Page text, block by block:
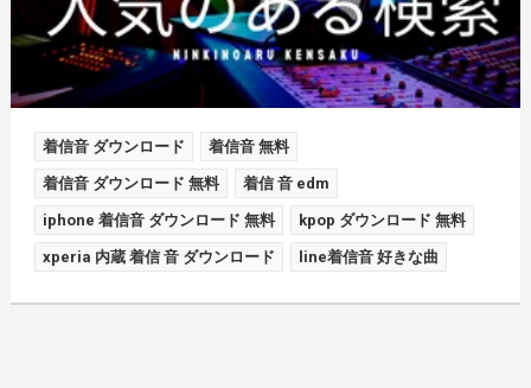
着信音 ダウンロード 着信音 無料
着信音 ダウンロード 無料 着信 音 edm
iphone 着信音 ダウンロード 無料 kpop ダウンロード 無料
xperia 内蔵 着信 音 ダウンロード line着信音 好きな曲